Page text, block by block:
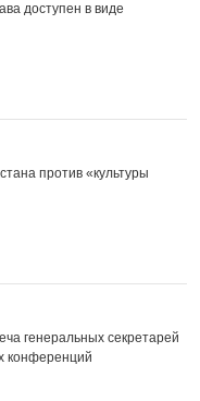
доступен в виде
против «культуры
генеральных секретарей
конференций